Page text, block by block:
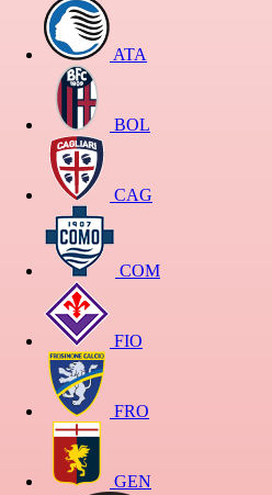
ATA
BOL
CAG
COM
FIO
FRO
GEN